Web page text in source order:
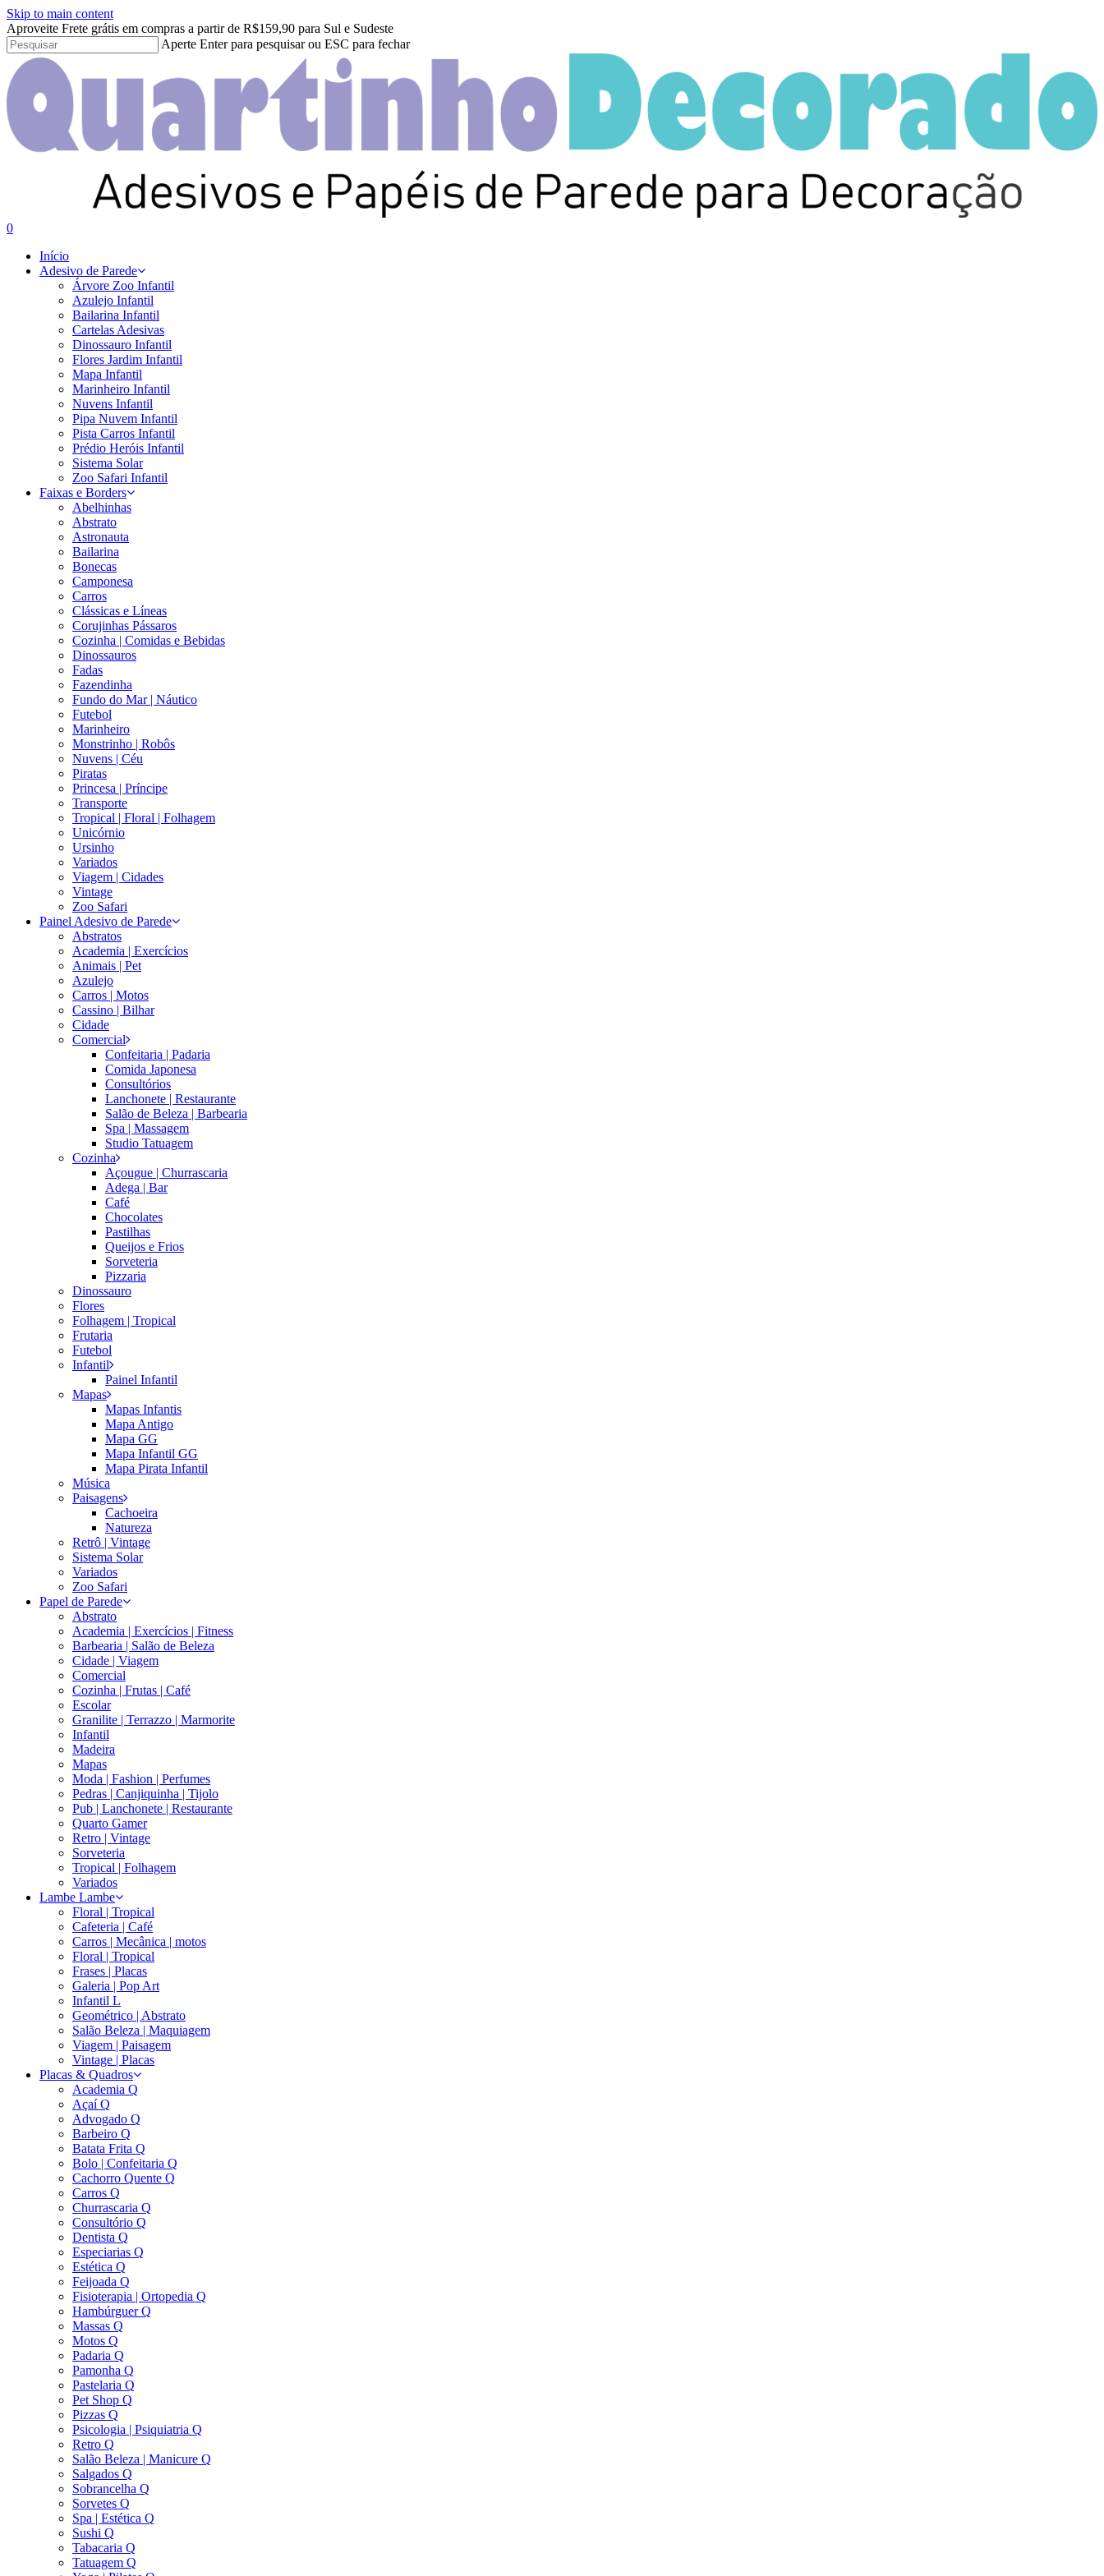
Skip to main content
Aproveite Frete grátis em compras a partir de R$159,90 para Sul e Sudeste
Aperte Enter para pesquisar ou ESC para fechar
Close
Search
search
account
0
Início
Adesivo de Parede
Árvore Zoo Infantil
Azulejo Infantil
Bailarina Infantil
Cartelas Adesivas
Dinossauro Infantil
Flores Jardim Infantil
Mapa Infantil
Marinheiro Infantil
Nuvens Infantil
Pipa Nuvem Infantil
Pista Carros Infantil
Prédio Heróis Infantil
Sistema Solar
Zoo Safari Infantil
Faixas e Borders
Abelhinhas
Abstrato
Astronauta
Bailarina
Bonecas
Camponesa
Carros
Clássicas e Líneas
Corujinhas Pássaros
Cozinha | Comidas e Bebidas
Dinossauros
Fadas
Fazendinha
Fundo do Mar | Náutico
Futebol
Marinheiro
Monstrinho | Robôs
Nuvens | Céu
Piratas
Princesa | Príncipe
Transporte
Tropical | Floral | Folhagem
Unicórnio
Ursinho
Variados
Viagem | Cidades
Vintage
Zoo Safari
Painel Adesivo de Parede
Abstratos
Academia | Exercícios
Animais | Pet
Azulejo
Carros | Motos
Cassino | Bilhar
Cidade
Comercial
Confeitaria | Padaria
Comida Japonesa
Consultórios
Lanchonete | Restaurante
Salão de Beleza | Barbearia
Spa | Massagem
Studio Tatuagem
Cozinha
Açougue | Churrascaria
Adega | Bar
Café
Chocolates
Pastilhas
Queijos e Frios
Sorveteria
Pizzaria
Dinossauro
Flores
Folhagem | Tropical
Frutaria
Futebol
Infantil
Painel Infantil
Mapas
Mapas Infantis
Mapa Antigo
Mapa GG
Mapa Infantil GG
Mapa Pirata Infantil
Música
Paisagens
Cachoeira
Natureza
Retrô | Vintage
Sistema Solar
Variados
Zoo Safari
Papel de Parede
Abstrato
Academia | Exercícios | Fitness
Barbearia | Salão de Beleza
Cidade | Viagem
Comercial
Cozinha | Frutas | Café
Escolar
Granilite | Terrazzo | Marmorite
Infantil
Madeira
Mapas
Moda | Fashion | Perfumes
Pedras | Canjiquinha | Tijolo
Pub | Lanchonete | Restaurante
Quarto Gamer
Retro | Vintage
Sorveteria
Tropical | Folhagem
Variados
Lambe Lambe
Floral | Tropical
Cafeteria | Café
Carros | Mecânica | motos
Floral | Tropical
Frases | Placas
Galeria | Pop Art
Infantil L
Geométrico | Abstrato
Salão Beleza | Maquiagem
Viagem | Paisagem
Vintage | Placas
Placas & Quadros
Academia Q
Açaí Q
Advogado Q
Barbeiro Q
Batata Frita Q
Bolo | Confeitaria Q
Cachorro Quente Q
Carros Q
Churrascaria Q
Consultório Q
Dentista Q
Especiarias Q
Estética Q
Feijoada Q
Fisioterapia | Ortopedia Q
Hambúrguer Q
Massas Q
Motos Q
Padaria Q
Pamonha Q
Pastelaria Q
Pet Shop Q
Pizzas Q
Psicologia | Psiquiatria Q
Retro Q
Salão Beleza | Manicure Q
Salgados Q
Sobrancelha Q
Sorvetes Q
Spa | Estética Q
Sushi Q
Tabacaria Q
Tatuagem Q